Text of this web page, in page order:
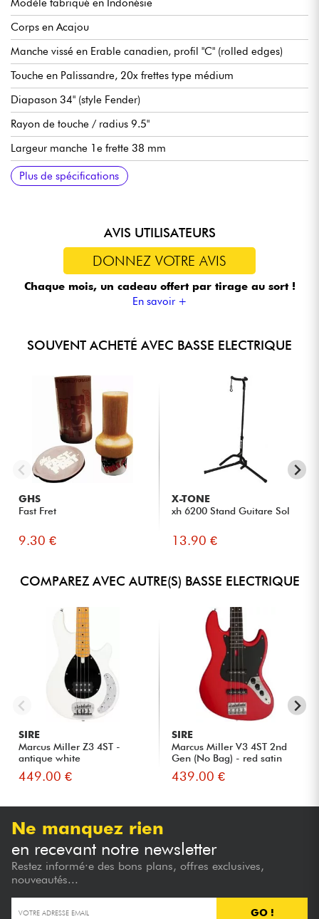
Modèle fabriqué en Indonésie
Corps en Acajou
Manche vissé en Erable canadien, profil "C" (rolled edges)
Touche en Palissandre, 20x frettes type médium
Diapason 34" (style Fender)
Rayon de touche / radius 9.5"
Largeur manche 1e frette 38 mm
Micros Sire Standard J-Revolution Pickup set
Sire Standard 2-Band Preamp, débrayable active/passive (18v
via 2x piles 9v)
Volume
Tonalité
Balance micros
Aigus
Basse (push / pull pour modes actif ou passif)
Chevalet Sire Standard Bass Bridge with Body Thru Hole
Mécaniques Sire Standard Open Gear
Finition corps brillant
Finition manche satin
Plus de spécifications
AVIS UTILISATEURS
DONNEZ VOTRE AVIS
Chaque mois, un cadeau offert par tirage au sort !
En savoir +
SOUVENT ACHETÉ AVEC BASSE ELECTRIQUE
GHS
Fast Fret
9.30 €
X-TONE
xh 6200 Stand Guitare Sol
13.90 €
COMPAREZ AVEC AUTRE(S) BASSE ELECTRIQUE
SIRE
Marcus Miller Z3 4ST -
antique white
449.00 €
SIRE
Marcus Miller V3 4ST 2nd
Gen (No Bag) - red satin
439.00 €
Ne manquez rien
en recevant notre newsletter
Restez informé·e des bons plans, offres exclusives,
nouveautés...
GO !